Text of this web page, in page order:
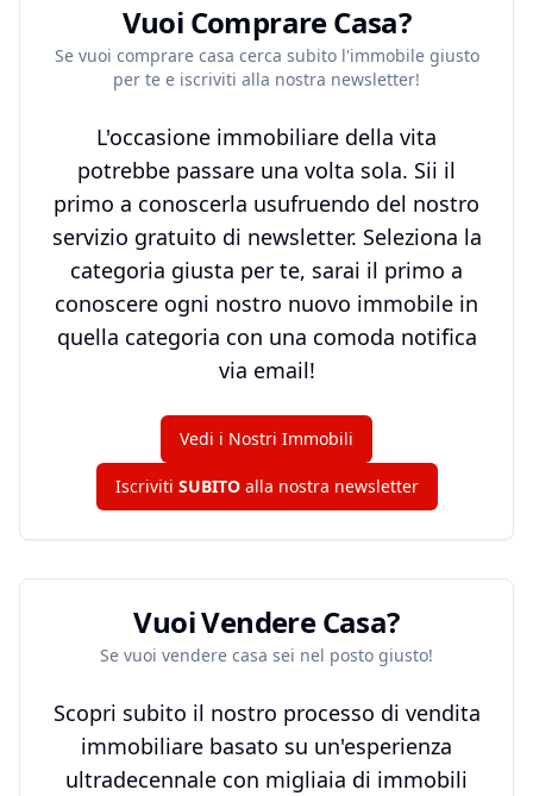
Vuoi Comprare Casa?
Se vuoi comprare casa cerca subito l'immobile giusto
per te e iscriviti alla nostra newsletter!
L'occasione immobiliare della vita
potrebbe passare una volta sola. Sii il
primo a conoscerla usufruendo del nostro
servizio gratuito di newsletter. Seleziona la
categoria giusta per te, sarai il primo a
conoscere ogni nostro nuovo immobile in
quella categoria con una comoda notifica
via email!
Vedi i Nostri Immobili
Iscriviti SUBITOalla nostra newsletter
Vuoi Vendere Casa?
Se vuoi vendere casa sei nel posto giusto!
Scopri subito il nostro processo di vendita
immobiliare basato su un'esperienza
ultradecennale con migliaia di immobili